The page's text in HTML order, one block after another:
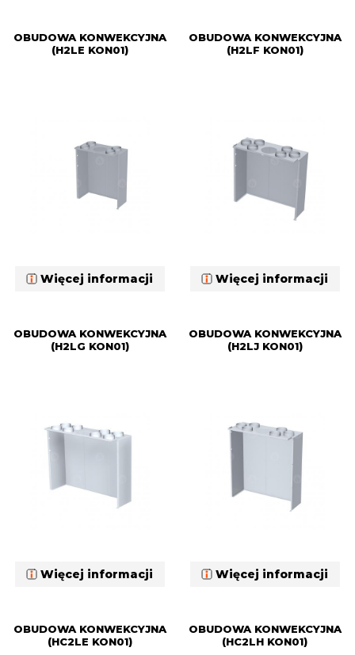
OBUDOWA KONWEKCYJNA
(H2LE KON01)
Więcej informacji
OBUDOWA KONWEKCYJNA
(H2LF KON01)
Więcej informacji
OBUDOWA KONWEKCYJNA
(H2LG KON01)
Więcej informacji
OBUDOWA KONWEKCYJNA
(H2LJ KON01)
Więcej informacji
OBUDOWA KONWEKCYJNA
(HC2LE KON01)
OBUDOWA KONWEKCYJNA
(HC2LH KON01)